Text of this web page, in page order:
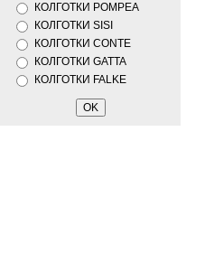
КОЛГОТКИ POMPEA
КОЛГОТКИ SISI
КОЛГОТКИ CONTE
КОЛГОТКИ GATTA
КОЛГОТКИ FALKE